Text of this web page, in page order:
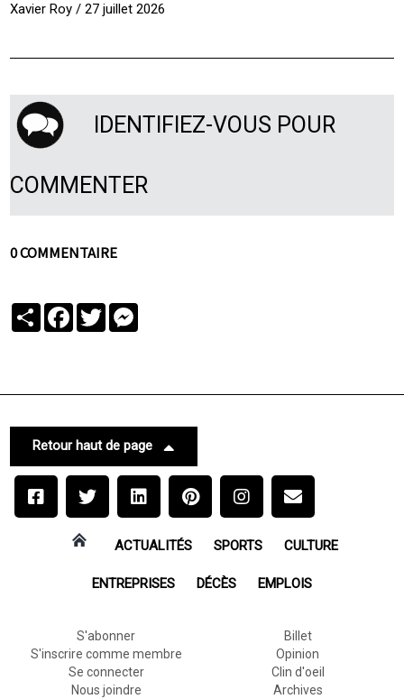
Xavier Roy / 27 juillet 2026
IDENTIFIEZ-VOUS POUR
COMMENTER
0 COMMENTAIRE
PartagerFacebook
Twitter
Retour haut de page
ACTUALITÉS SPORTS CULTURE
ENTREPRISES DÉCÈS EMPLOIS
S'abonner
S'inscrire comme membre
Se connecter
Nous joindre
Billet
Opinion
Clin d'oeil
Archives